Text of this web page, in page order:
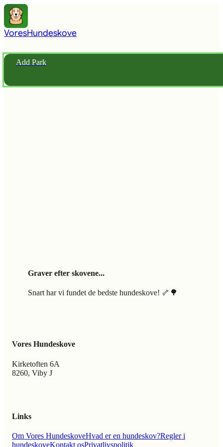
VoresHundeskove
Add Park
Graver efter skovene...
Snart har vi fundet de bedste hundeskove! 🦴🌳
Vores Hundeskove
Kirketoften 6A
8260, Viby J
Links
Om Vores HundeskoveHvad er en hundeskov?Regler i
hundeskoveKontakt osPrivatlivspolitik